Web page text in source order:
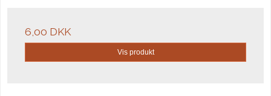
6,00 DKK
Vis produkt